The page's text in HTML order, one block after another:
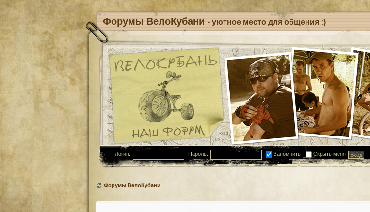
Форумы ВелоКубани - уютное место для общения :)
Логин: Пароль: Запомнить Скрыть меня
Форумы ВелоКубани